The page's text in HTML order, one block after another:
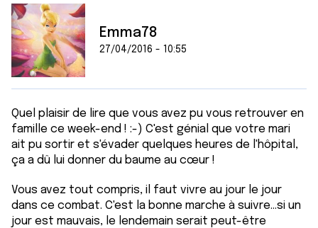
Emma78
27/04/2016 - 10:55
Quel plaisir de lire que vous avez pu vous retrouver en
famille ce week-end ! :-) C'est génial que votre mari
ait pu sortir et s'évader quelques heures de l'hôpital,
ça a dû lui donner du baume au cœur !
Vous avez tout compris, il faut vivre au jour le jour
dans ce combat. C'est la bonne marche à suivre...si un
jour est mauvais, le lendemain serait peut-être